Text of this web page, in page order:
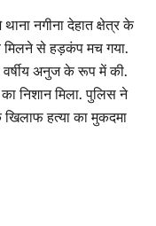
नगीना देहात क्षेत्र के
मिलने से हड़कंप मच गया.
अनुज के रूप में की.
निशान मिला. पुलिस ने
खिलाफ हत्या का मुकदमा